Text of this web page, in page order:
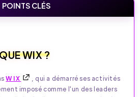
POINTS CLÉS
WIX ?
WIX
, qui a démarré ses activités
imposé comme l'un des leaders